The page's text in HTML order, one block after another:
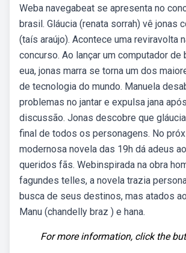
Weba navegabeat se apresenta no
brasil. Gláucia (renata sorrah) vê jonas
(taís araújo). Acontece uma reviravolta
concurso. Ao lançar um computador de
eua, jonas marra se torna um dos
de tecnologia do mundo. Manuela
problemas no jantar e expulsa jana
discussão. Jonas descobre que
final de todos os personagens. No
modernosa novela das 19h dá adeus
queridos fãs. Webinspirada na obra
fagundes telles, a novela trazia
busca de seus destinos, mas atados
Manu (chandelly braz ) e hana.
For more information, click the